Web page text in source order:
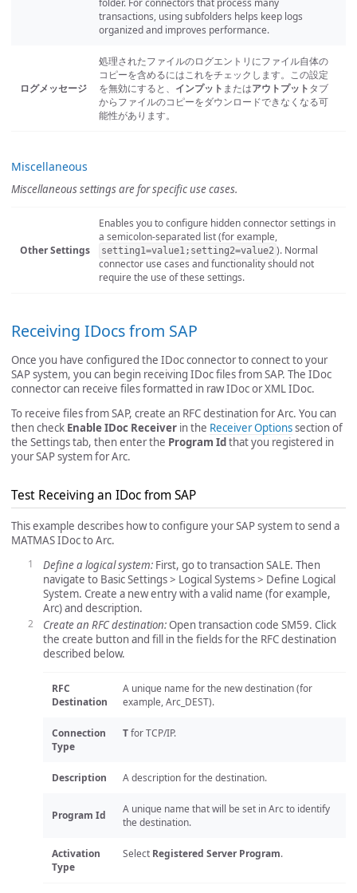
transactions, using subfolders helps keep logs
organized and improves performance.
ログメッセージ
処理されたファイルのログエントリにファイル自体の
コピーを含めるにはこれをチェックします。この設定
を無効にすると、 インプット またはアウトプットタブ
からファイルのコピーをダウンロードできなくなる可
能性があります。
Miscellaneous
Miscellaneous settings are for specific use cases.
Other Settings
Enables you to configure hidden connector settings in
a semicolon-separated list (for example,
setting1=value1;setting2=value2 ). Normal
connector use cases and functionality should not
require the use of these settings.
Receiving IDocs from SAP
Once you have configured the IDoc connector to connect to your
SAP system, you can begin receiving IDoc files from SAP. The IDoc
connector can receive files formatted in raw IDoc or XML IDoc.
To receive files from SAP, create an RFC destination for Arc. You can
then check Enable IDoc Receiver in the Receiver Optionssection of
the Settings tab, then enter the Program Idthat you registered in
your SAP system for Arc.
Test Receiving an IDoc from SAP
This example describes how to configure your SAP system to send a
MATMAS IDoc to Arc.
Define a logical system: First, go to transaction SALE. Then
navigate to Basic Settings > Logical Systems > Define Logical
System. Create a new entry with a valid name (for example,
Arc) and description.
Create an RFC destination:Open transaction code SM59. Click
the create button and fill in the fields for the RFC destination
described below.
RFC
Destination
A unique name for the new destination (for
example, Arc_DEST).
Connection
Type
Tfor TCP/IP.
Description A description for the destination.
Program Id
A unique name that will be set in Arc to identify
the destination.
Activation
Type
Select Registered Server Program.